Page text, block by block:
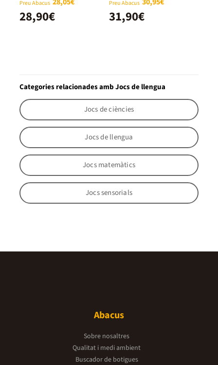
Preu Abacus
28,90€
Preu Abacus
31,90€
Categories relacionades amb Jocs de llengua
Jocs de ciències
Jocs de llengua
Jocs matemàtics
Jocs sensorials
Abacus
Sobre nosaltres
Qualitat i medi ambient
Buscador de botigues